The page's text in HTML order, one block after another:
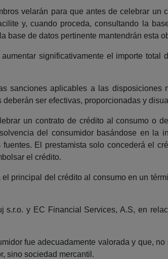
velarán para que antes de celebrar un
y, cuando proceda, consultando la
base de datos pertinente mantendrán esta
significativamente el importe total
sanciones aplicables a las disposiciones
ser efectivas, proporcionadas y
un contrato de crédito al consumo o
del consumidor basándose en la
El prestamista solo concederá el
el crédito.
principal del crédito al consumo en un
s.r.o. y EC Financial Services, A.S, en
fue adecuadamente valorada y que, no
sino sociedad mercantil.